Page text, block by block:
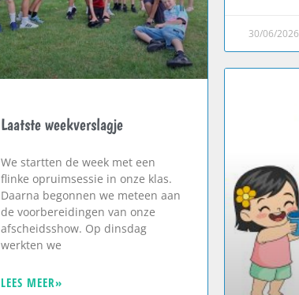
30/06/2026
Laatste weekverslagje
We startten de week met een
flinke opruimsessie in onze klas.
Daarna begonnen we meteen aan
de voorbereidingen van onze
afscheidsshow. Op dinsdag
werkten we
LEES MEER»